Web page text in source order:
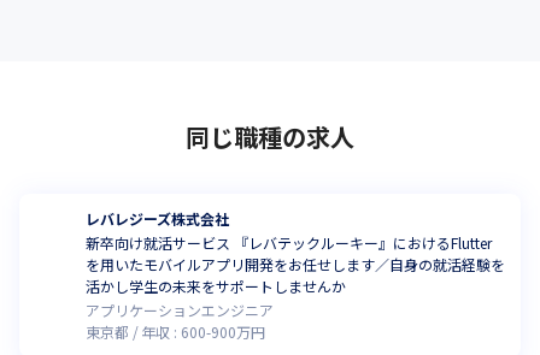
同じ職種の求人
レバレジーズ株式会社
新卒向け就活サービス 『レバテックルーキー』におけるFlutter
を用いたモバイルアプリ開発をお任せします／自身の就活経験を
活かし学生の未来をサポートしませんか
アプリケーションエンジニア
東京都
年収 : 600-900万円